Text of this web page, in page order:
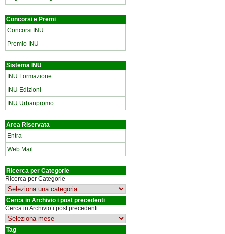
Concorsi e Premi
Concorsi INU
Premio INU
Sistema INU
INU Formazione
INU Edizioni
INU Urbanpromo
Area Riservata
Entra
Web Mail
Ricerca per Categorie
Ricerca per Categorie
Cerca in Archivio i post precedenti
Cerca in Archivio i post precedenti
Tag